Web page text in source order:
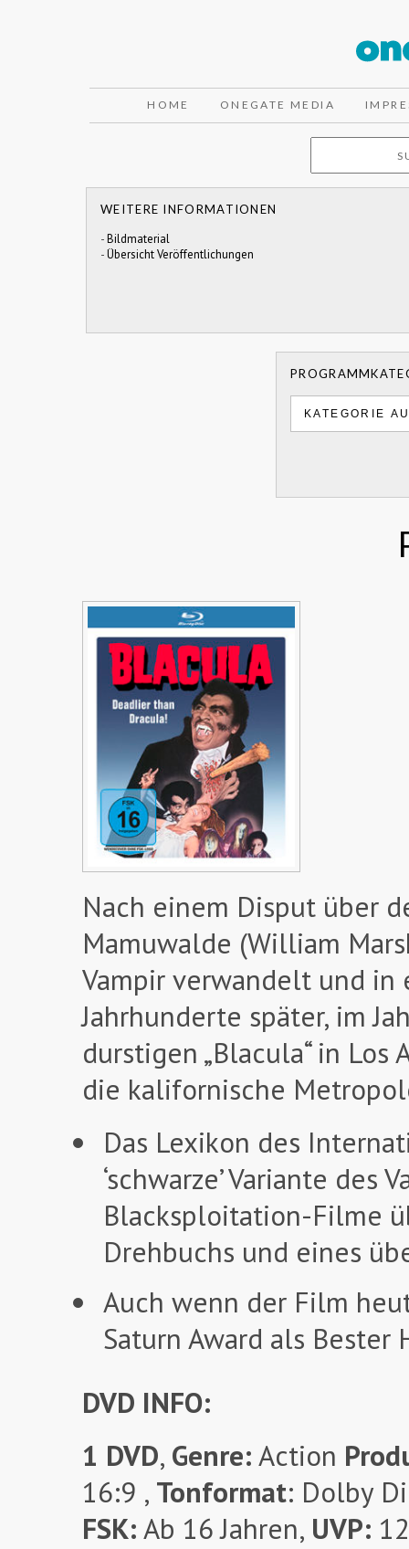
HOME ONEGATE MEDIA
WEITERE INFORMATIONEN
-Bildmaterial
-Übersicht Veröffentlichungen
Nach einem Disput über
Mamuwalde (William
Vampir verwandelt und in
Jahrhunderte später, im
durstigen „Blacula“ in
die kalifornische
Das Lexikon des
‘schwarze’ Variante
Blacksploitation-Filme
Drehbuchs und eines
Auch wenn der Film
Saturn Award als Bester
DVD INFO:
1 DVD, Genre:Action
16:9 , Tonformat: Dolby
FSK:Ab 16 Jahren, UVP: